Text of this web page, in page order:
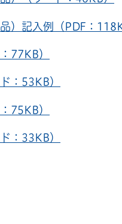
）記入例（PDF：
77KB）
：53KB）
75KB）
：33KB）